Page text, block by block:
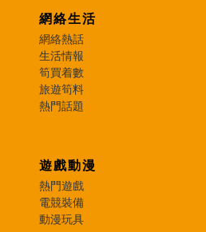
網絡生活
網絡熱話
生活情報
筍買着數
旅遊筍料
熱門話題
遊戲動漫
熱門遊戲
電競裝備
動漫玩具